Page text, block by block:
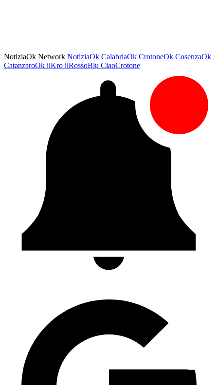
NotiziaOk Network NotiziaOk CalabriaOk CrotoneOk CosenzaOk
CatanzaroOk ilKro ilRossoBlu CiaoCrotone